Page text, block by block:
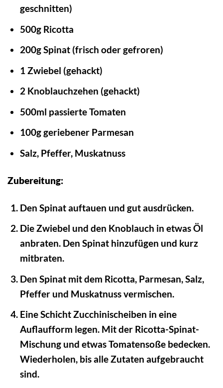
geschnitten)
500g Ricotta
200g Spinat (frisch oder gefroren)
1 Zwiebel (gehackt)
2 Knoblauchzehen (gehackt)
500ml passierte Tomaten
100g geriebener Parmesan
Salz, Pfeffer, Muskatnuss
Zubereitung:
Den Spinat auftauen und gut ausdrücken.
Die Zwiebel und den Knoblauch in etwas Öl
anbraten. Den Spinat hinzufügen und kurz
mitbraten.
Den Spinat mit dem Ricotta, Parmesan, Salz,
Pfeffer und Muskatnuss vermischen.
Eine Schicht Zucchinischeiben in eine
Auflaufform legen. Mit der Ricotta-Spinat-
Mischung und etwas Tomatensoße bedecken.
Wiederholen, bis alle Zutaten aufgebraucht
sind.